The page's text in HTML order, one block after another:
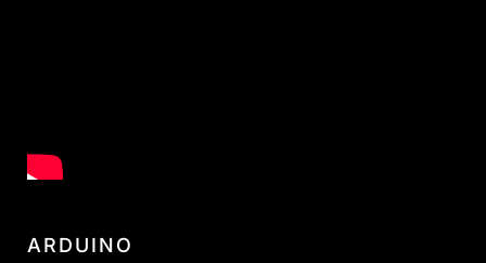
ARDUINO